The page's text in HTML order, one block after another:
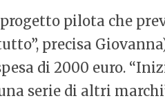
pilota che
precisa
di 2000 euro.
serie di altri